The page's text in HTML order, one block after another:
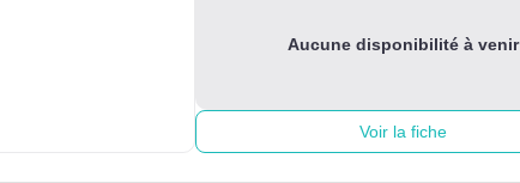
Aucune disponibilité à venir
Voir la fiche